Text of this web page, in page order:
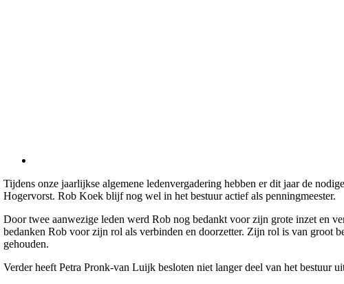
Tijdens onze jaarlijkse algemene ledenvergadering hebben er dit jaar de
Hogervorst. Rob Koek blijf nog wel in het bestuur actief als penningmeester.
Door twee aanwezige leden werd Rob nog bedankt voor zijn grote inzet en
bedanken Rob voor zijn rol als verbinden en doorzetter. Zijn rol is van groot
gehouden.
Verder heeft Petra Pronk-van Luijk besloten niet langer deel van het